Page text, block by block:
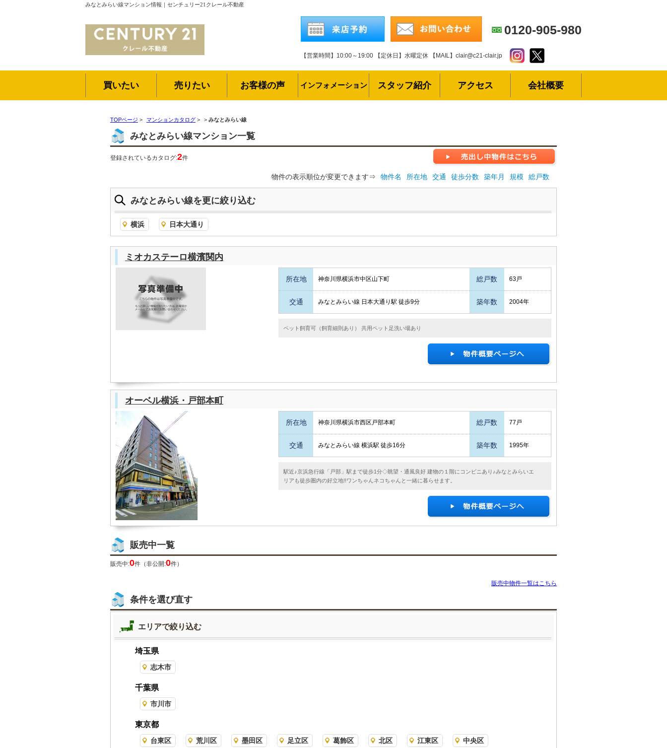
みなとみらい線マンション情報｜センチュリー21クレール不動産
0120-905-980
【営業時間】10:00～19:00 【定休日】水曜定休 【MAIL】clair@c21-clair.jp
買いたい 売りたい お客様の声 インフォメーション スタッフ紹介 アクセス 会社概要
TOPページ > マンションカタログ > > みなとみらい線
みなとみらい線マンション一覧
登録されているカタログ:2件
物件の表示順位が変更できます⇒ 物件名 所在地 交通 徒歩分数 築年月 規模 総戸数
みなとみらい線を更に絞り込む
横浜 日本大通り
ミオカステーロ横濱関内
所在地 神奈川県横浜市中区山下町 総戸数 63戸
交通 みなとみらい線 日本大通り駅 徒歩9分 築年数 2004年
ペット飼育可（飼育細則あり） 共用ペット足洗い場あり
オーベル横浜・戸部本町
所在地 神奈川県横浜市西区戸部本町 総戸数 77戸
交通 みなとみらい線 横浜駅 徒歩16分 築年数 1995年
駅近♪京浜急行線「戸部」駅まで徒歩1分◇眺望・通風良好 建物の１階にコンビニあり♪みなとみらいエ
リアも徒歩圏内の好立地!!ワンちゃんネコちゃんと一緒に暮らせます。
販売中一覧
販売中:0件（非公開:0件）
販売中物件一覧はこちら
条件を選び直す
エリアで絞り込む
埼玉県
志木市
千葉県
市川市
東京都
台東区 荒川区 墨田区 足立区 葛飾区 北区 江東区 中央区